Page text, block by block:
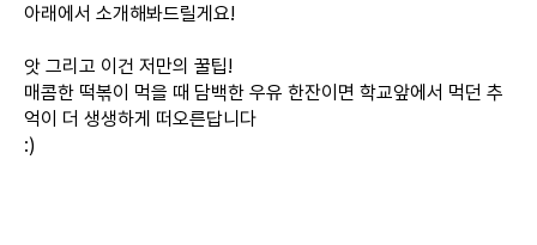
아래에서 소개해봐드릴게요!
앗 그리고 이건 저만의 꿀팁!
매콤한 떡볶이 먹을 때 담백한 우유 한잔이면 학교앞에서 먹던 추
억이 더 생생하게 떠오른답니다
:)